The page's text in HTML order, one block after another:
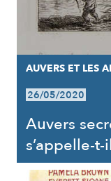
AUVERS ET LES
26/05/2020
Auvers
s’appelle-